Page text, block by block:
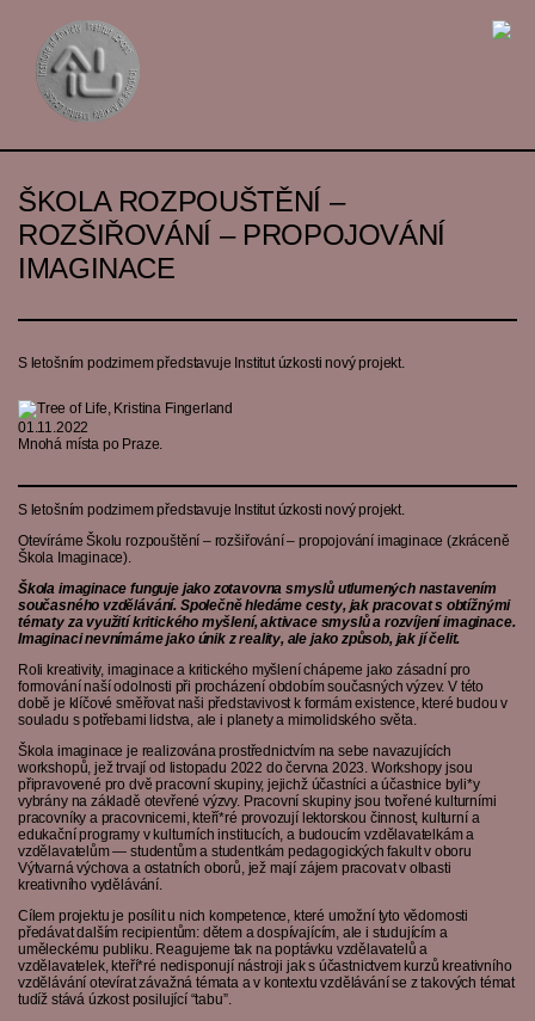
ŠKOLA ROZPOUŠTĚNÍ –
ROZŠIŘOVÁNÍ – PROPOJOVÁNÍ
IMAGINACE
S letošním podzimem představuje Institut úzkosti nový projekt.
01.11.2022
Mnohá místa po Praze.
S letošním podzimem představuje Institut úzkosti nový projekt.
Otevíráme Školu rozpouštění – rozšiřování – propojování imaginace (zkráceně
Škola Imaginace).
Škola imaginace funguje jako zotavovna smyslů utlumených nastavením
současného vzdělávání. Společně hledáme cesty, jak pracovat s obtížnými
tématy za využití kritického myšlení, aktivace smyslů a rozvíjení imaginace.
Imaginaci nevnímáme jako únik z reality, ale jako způsob, jak jí čelit.
Roli kreativity, imaginace a kritického myšlení chápeme jako zásadní pro
formování naší odolnosti při procházení obdobím současných výzev. V této
době je klíčové směřovat naši představivost k formám existence, které budou v
souladu s potřebami lidstva, ale i planety a mimolidského světa.
Škola imaginace je realizována prostřednictvím na sebe navazujících
workshopů, jež trvají od listopadu 2022 do června 2023. Workshopy jsou
připravovené pro dvě pracovní skupiny, jejichž účastníci a účastnice byli*y
vybrány na základě otevřené výzvy. Pracovní skupiny jsou tvořené kulturními
pracovníky a pracovnicemi, kteří*ré provozují lektorskou činnost, kulturní a
edukační programy v kulturních institucích, a budoucím vzdělavatelkám a
vzdělavatelům — studentům a studentkám pedagogických fakult v oboru
Výtvarná výchova a ostatních oborů, jež mají zájem pracovat v olbasti
kreativního vydělávání.
Cílem projektu je posílit u nich kompetence, které umožní tyto vědomosti
předávat dalším recipientům: dětem a dospívajícím, ale i studujícím a
uměleckému publiku. Reagujeme tak na poptávku vzdělavatelů a
vzdělavatelek, kteří*ré nedisponují nástroji jak s účastnictvem kurzů kreativního
vzdělávání otevírat závažná témata a v kontextu vzdělávání se z takových témat
tudíž stává úzkost posilující “tabu”.